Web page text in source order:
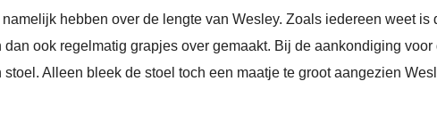
hebben over de lengte van Wesley. Zoals iedereen weet
dan ook regelmatig grapjes over gemaakt. Bij de aankondiging
stoel. Alleen bleek de stoel toch een maatje te groot aangezien